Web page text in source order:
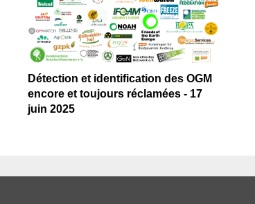
Détection et identification des OGM
encore et toujours réclamées - 17
juin 2025